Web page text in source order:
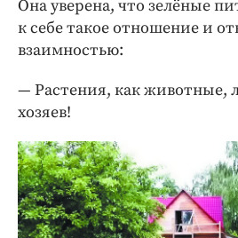
Она уверена, что зелёные
к себе такое отношение и
взаимностью:
— Растения, как животные,
хозяев!